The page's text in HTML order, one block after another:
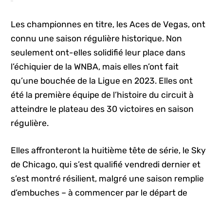
Les championnes en titre, les Aces de Vegas, ont
connu une saison régulière historique. Non
seulement ont-elles solidifié leur place dans
l’échiquier de la WNBA, mais elles n’ont fait
qu’une bouchée de la Ligue en 2023. Elles ont
été la première équipe de l’histoire du circuit à
atteindre le plateau des 30 victoires en saison
régulière.
Elles affronteront la huitième tête de série, le Sky
de Chicago, qui s’est qualifié vendredi dernier et
s’est montré résilient, malgré une saison remplie
d’embuches – à commencer par le départ de